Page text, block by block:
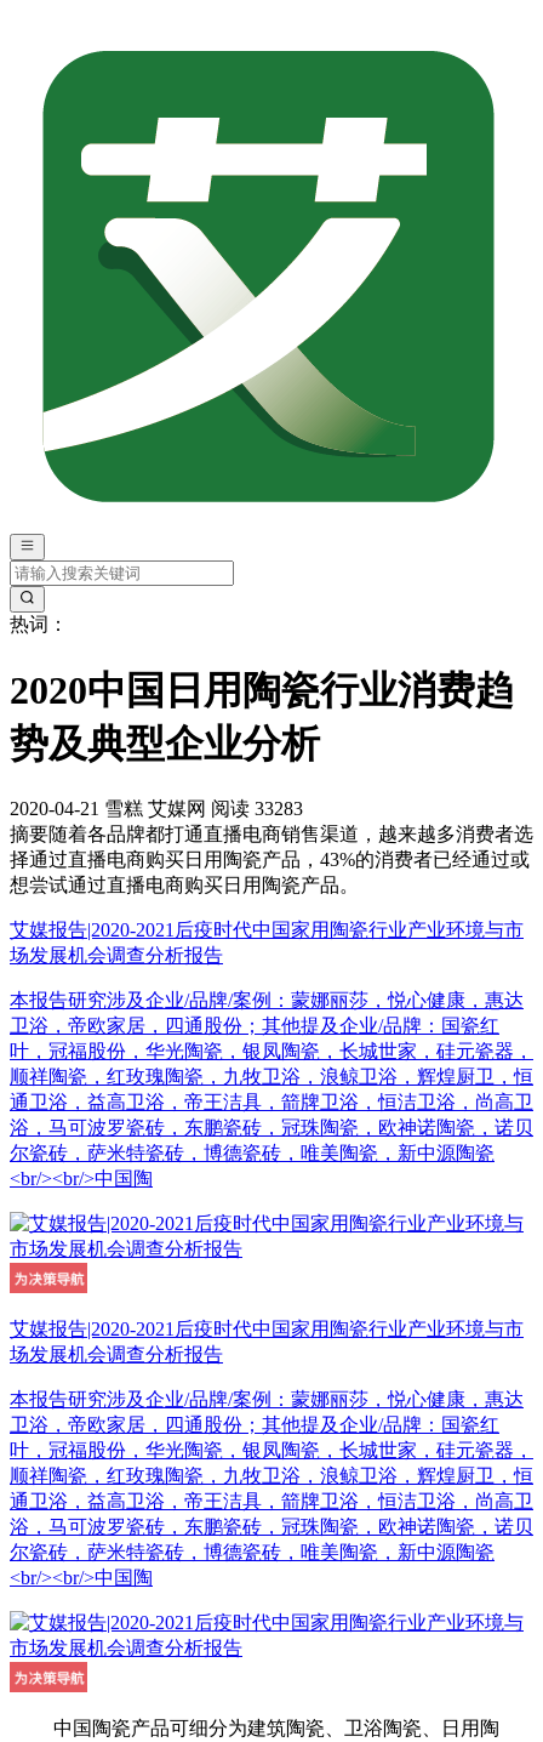
热词：
2020中国日用陶瓷行业消费趋
势及典型企业分析
2020-04-21 雪糕 艾媒网 阅读 33283
摘要随着各品牌都打通直播电商销售渠道，越来越多消费者选
择通过直播电商购买日用陶瓷产品，43%的消费者已经通过或
想尝试通过直播电商购买日用陶瓷产品。
艾媒报告|2020-2021后疫时代中国家用陶瓷行业产业环境与市
场发展机会调查分析报告
本报告研究涉及企业/品牌/案例：蒙娜丽莎，悦心健康，惠达
卫浴，帝欧家居，四通股份；其他提及企业/品牌：国瓷红
叶，冠福股份，华光陶瓷，银凤陶瓷，长城世家，硅元瓷器，
顺祥陶瓷，红玫瑰陶瓷，九牧卫浴，浪鲸卫浴，辉煌厨卫，恒
通卫浴，益高卫浴，帝王洁具，箭牌卫浴，恒洁卫浴，尚高卫
浴，马可波罗瓷砖，东鹏瓷砖，冠珠陶瓷，欧神诺陶瓷，诺贝
尔瓷砖，萨米特瓷砖，博德瓷砖，唯美陶瓷，新中源陶瓷
<br/><br/>中国陶
艾媒报告|2020-2021后疫时代中国家用陶瓷行业产业环境与市
场发展机会调查分析报告
本报告研究涉及企业/品牌/案例：蒙娜丽莎，悦心健康，惠达
卫浴，帝欧家居，四通股份；其他提及企业/品牌：国瓷红
叶，冠福股份，华光陶瓷，银凤陶瓷，长城世家，硅元瓷器，
顺祥陶瓷，红玫瑰陶瓷，九牧卫浴，浪鲸卫浴，辉煌厨卫，恒
通卫浴，益高卫浴，帝王洁具，箭牌卫浴，恒洁卫浴，尚高卫
浴，马可波罗瓷砖，东鹏瓷砖，冠珠陶瓷，欧神诺陶瓷，诺贝
尔瓷砖，萨米特瓷砖，博德瓷砖，唯美陶瓷，新中源陶瓷
<br/><br/>中国陶
中国陶瓷产品可细分为建筑陶瓷、卫浴陶瓷、日用陶